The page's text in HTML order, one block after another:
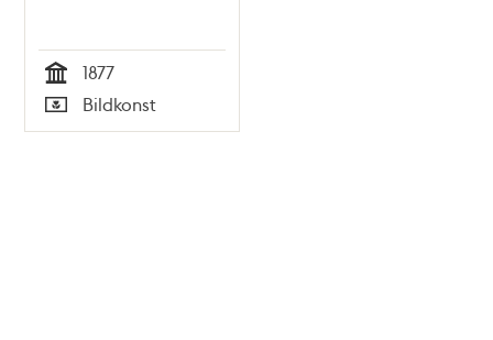
Tid
1877
Typ
Bildkonst